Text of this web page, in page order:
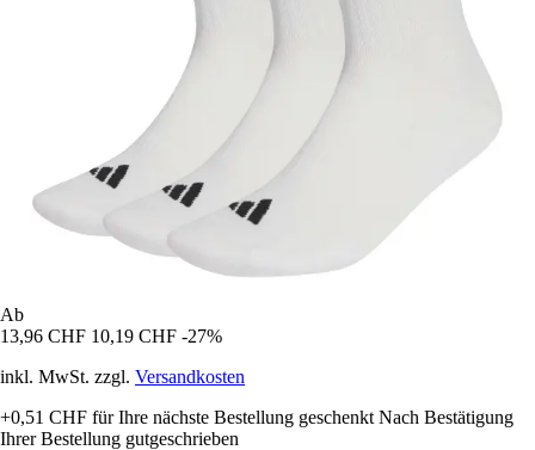
Ab
13,96 CHF 10,19 CHF -27%
inkl. MwSt. zzgl. Versandkosten
+0,51 CHF für Ihre nächste Bestellung geschenkt Nach Bestätigung
Ihrer Bestellung gutgeschrieben